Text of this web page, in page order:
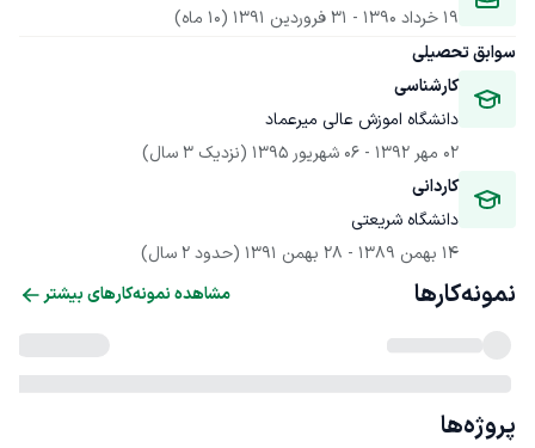
19 خرداد 1390
- 31 فروردین 1391
(10 ماه)
سوابق تحصیلی
کارشناسی
دانشگاه اموزش عالی میرعماد
02 مهر 1392
- 06 شهریور 1395
(نزدیک 3 سال)
کاردانی
دانشگاه شریعتی
14 بهمن 1389
- 28 بهمن 1391 (حدود 2 سال)
نمونه‌کارها مشاهده نمونه‌کارهای بیشتر
پروژه‌ها